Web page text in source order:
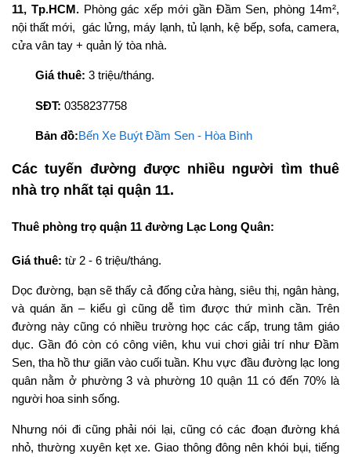
11, Tp.HCM.Phòng gác xếp mới gần Đầm Sen, phòng 14m²,
nội thất mới, gác lửng, máy lạnh, tủ lạnh, kệ bếp, sofa, camera,
cửa vân tay + quản lý tòa nhà.
Giá thuê: 3 triệu/tháng.
SĐT: 0358237758
Bản đồ:Bến Xe Buýt Đầm Sen - Hòa Bình
Các tuyến đường được nhiều người tìm thuê
nhà trọ nhất tại quận 11.
Thuê phòng trọ quận 11 đường Lạc Long Quân:
Giá thuê: từ 2 - 6 triệu/tháng.
Dọc đường, bạn sẽ thấy cả đống cửa hàng, siêu thị, ngân hàng,
và quán ăn – kiểu gì cũng dễ tìm được thứ mình cần. Trên
đường này cũng có nhiều trường học các cấp, trung tâm giáo
dục. Gần đó còn có công viên, khu vui chơi giải trí như Đầm
Sen, tha hồ thư giãn vào cuối tuần. Khu vực đầu đường lạc long
quân nằm ở phường 3 và phường 10 quận 11 có đến 70% là
người hoa sinh sống.
Nhưng nói đi cũng phải nói lại, cũng có các đoạn đường khá
nhỏ, thường xuyên kẹt xe. Giao thông đông nên khói bụi, tiếng